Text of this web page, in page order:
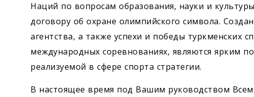
Наций по вопросам образования, науки и
договору об охране олимпийского символа.
агентства, а также успехи и победы туркменских
международных соревнованиях, являются ярким
реализуемой в сфере спорта стратегии.
В настоящее время под Вашим руководством